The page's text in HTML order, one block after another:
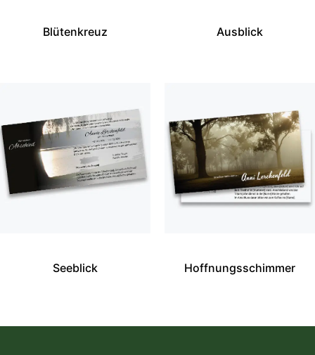
Blütenkreuz Ausblick
Seeblick Hoffnungsschimmer